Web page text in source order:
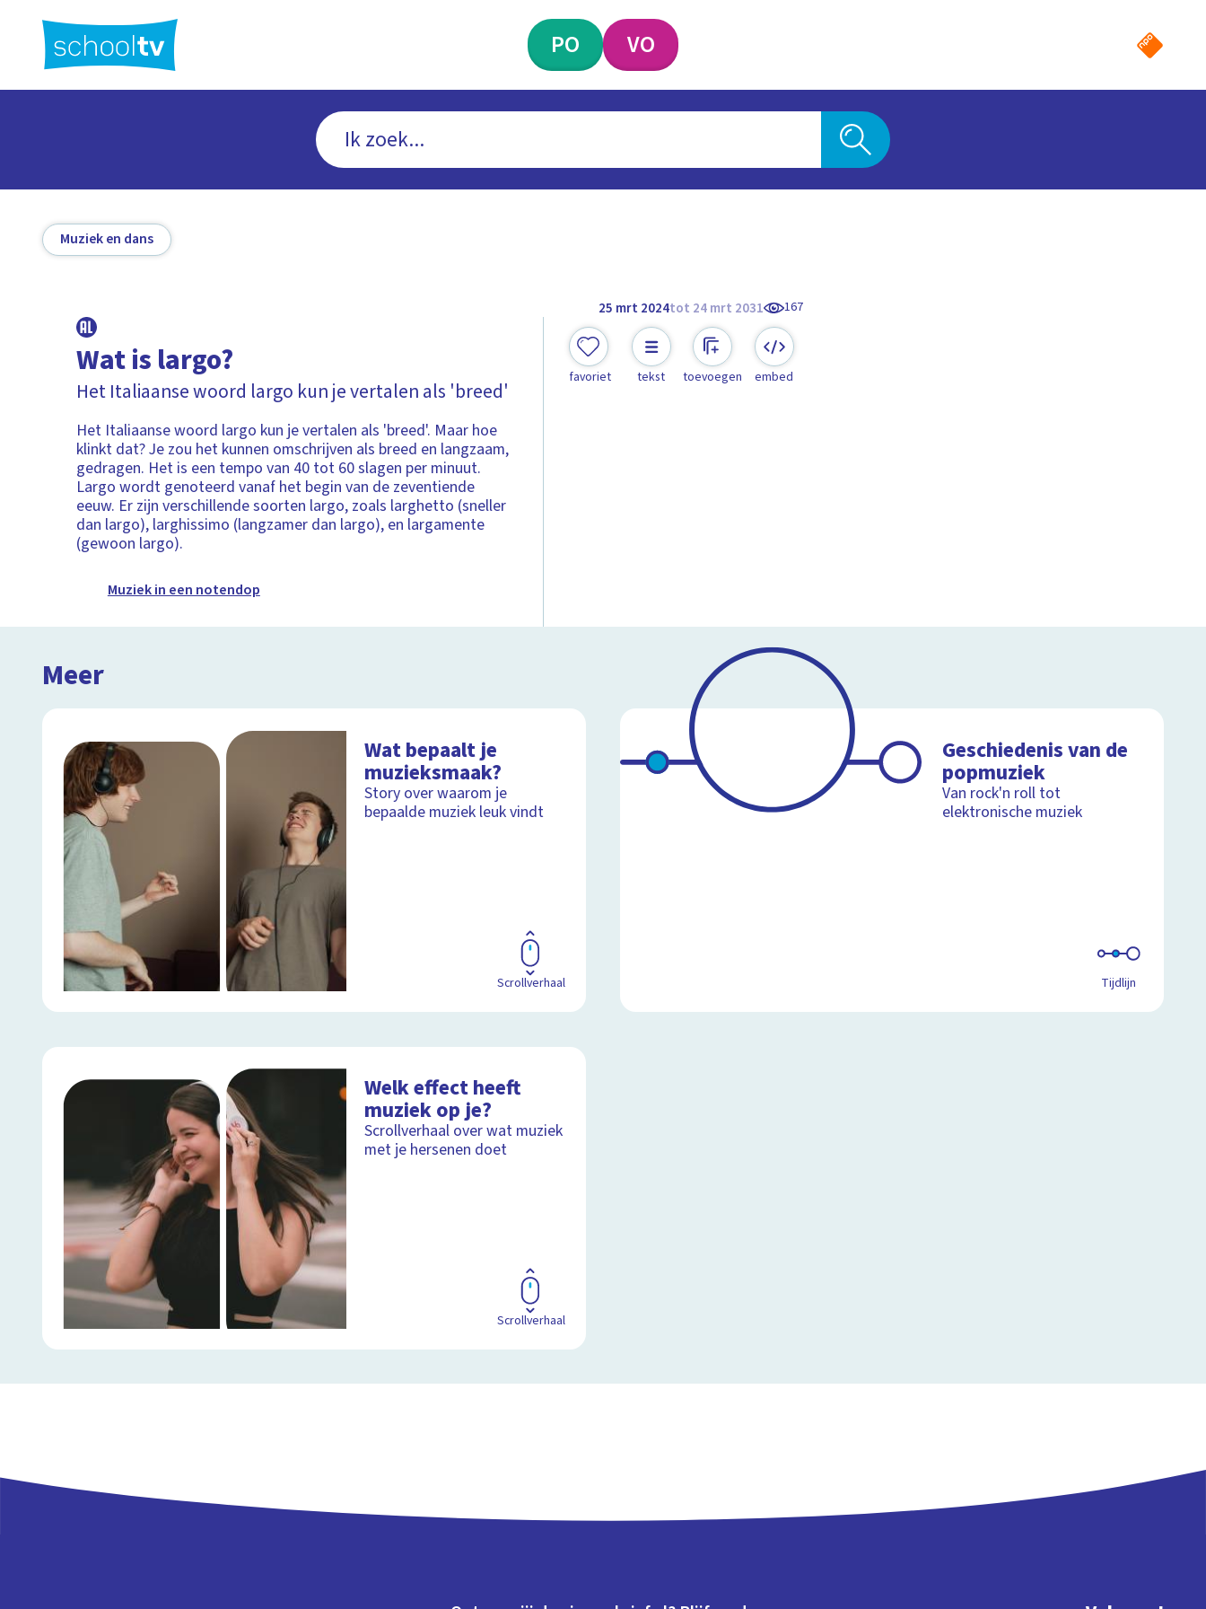
hoofdinhoud
PO VO
Muziek en dans
25 mrt 2024tot 24 mrt 2031 167
Wat is largo?
Het Italiaanse woord largo kun je vertalen als 'breed'
Het Italiaanse woord largo kun je vertalen als 'breed'. Maar hoe
klinkt dat? Je zou het kunnen omschrijven als breed en langzaam,
gedragen. Het is een tempo van 40 tot 60 slagen per minuut.
Largo wordt genoteerd vanaf het begin van de zeventiende
eeuw. Er zijn verschillende soorten largo, zoals larghetto (sneller
dan largo), larghissimo (langzamer dan largo), en largamente
(gewoon largo).
Muziek in een notendop
favoriet tekst toevoegen embed
Meer
Wat bepaalt je
muzieksmaak?
Story over waarom je
bepaalde muziek leuk vindt
Scrollverhaal
Geschiedenis van de
popmuziek
Van rock'n roll tot
elektronische muziek
Tijdlijn
Welk effect heeft
muziek op je?
Scrollverhaal over wat muziek
met je hersenen doet
Scrollverhaal